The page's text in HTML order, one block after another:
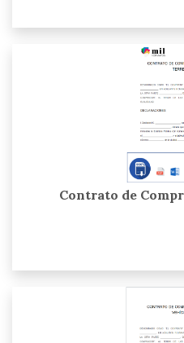
Contrato de